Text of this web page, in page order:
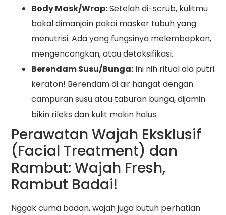
Body Mask/Wrap:Setelah di-scrub, kulitmu
bakal dimanjain pakai masker tubuh yang
menutrisi. Ada yang fungsinya melembapkan,
mengencangkan, atau detoksifikasi.
Berendam Susu/Bunga: Ini nih ritual ala putri
keraton! Berendam di air hangat dengan
campuran susu atau taburan bunga, dijamin
bikin rileks dan kulit makin halus.
Perawatan Wajah Eksklusif
(Facial Treatment) dan
Rambut: Wajah Fresh,
Rambut Badai!
Nggak cuma badan, wajah juga butuh perhatian